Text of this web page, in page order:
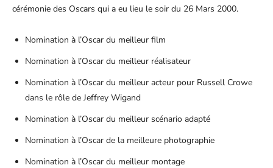
cérémonie des Oscars qui a eu lieu le soir du 26 Mars 2000.
Nomination à l’Oscar du meilleur film
Nomination à l’Oscar du meilleur réalisateur
Nomination à l’Oscar du meilleur acteur pour Russell Crowe
dans le rôle de Jeffrey Wigand
Nomination à l’Oscar du meilleur scénario adapté
Nomination à l’Oscar de la meilleure photographie
Nomination à l’Oscar du meilleur montage